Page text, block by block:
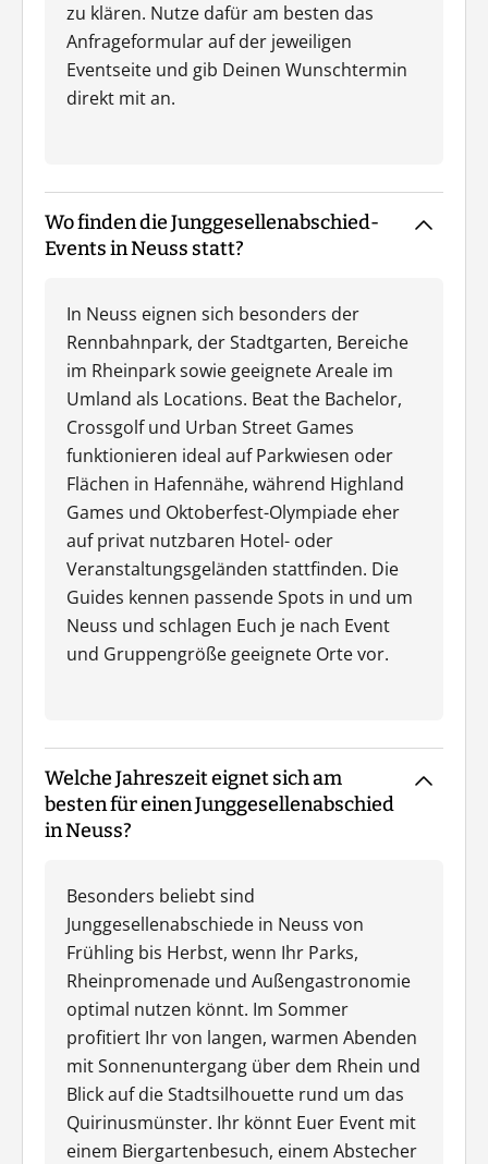
zu klären. Nutze dafür am besten das
Anfrageformular auf der jeweiligen
Eventseite und gib Deinen Wunschtermin
direkt mit an.
Wo finden die Junggesellenabschied-
Events in Neuss statt?
In Neuss eignen sich besonders der
Rennbahnpark, der Stadtgarten, Bereiche
im Rheinpark sowie geeignete Areale im
Umland als Locations. Beat the Bachelor,
Crossgolf und Urban Street Games
funktionieren ideal auf Parkwiesen oder
Flächen in Hafennähe, während Highland
Games und Oktoberfest-Olympiade eher
auf privat nutzbaren Hotel- oder
Veranstaltungsgeländen stattfinden. Die
Guides kennen passende Spots in und um
Neuss und schlagen Euch je nach Event
und Gruppengröße geeignete Orte vor.
Welche Jahreszeit eignet sich am
besten für einen Junggesellenabschied
in Neuss?
Besonders beliebt sind
Junggesellenabschiede in Neuss von
Frühling bis Herbst, wenn Ihr Parks,
Rheinpromenade und Außengastronomie
optimal nutzen könnt. Im Sommer
profitiert Ihr von langen, warmen Abenden
mit Sonnenuntergang über dem Rhein und
Blick auf die Stadtsilhouette rund um das
Quirinusmünster. Ihr könnt Euer Event mit
einem Biergartenbesuch, einem Abstecher